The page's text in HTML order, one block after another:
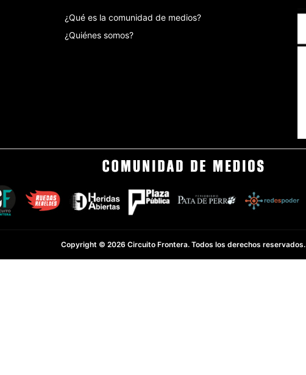
¿Qué es la comunidad de medios?
¿Quiénes somos?
Copyright © 2026 Circuito Frontera. Todos los derechos reservados.